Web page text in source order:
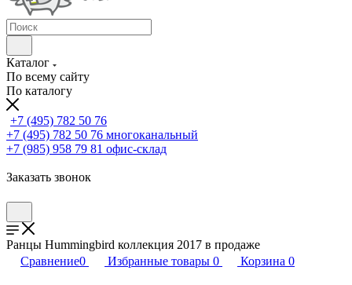
Каталог
По всему сайту
По каталогу
+7 (495) 782 50 76
+7 (495) 782 50 76 многоканальный
+7 (985) 958 79 81 офис-склад
Заказать звонок
Ранцы Hummingbird коллекция 2017 в продаже
Сравнение0 Избранные товары 0 Корзина 0